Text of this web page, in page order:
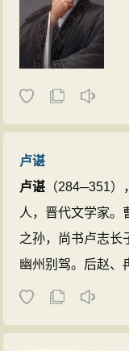
卢谌
卢谌 （284─351
人，晋代文学家。
之孙，尚书卢志长
幽州别驾。后赵、
担任太尉椽。311